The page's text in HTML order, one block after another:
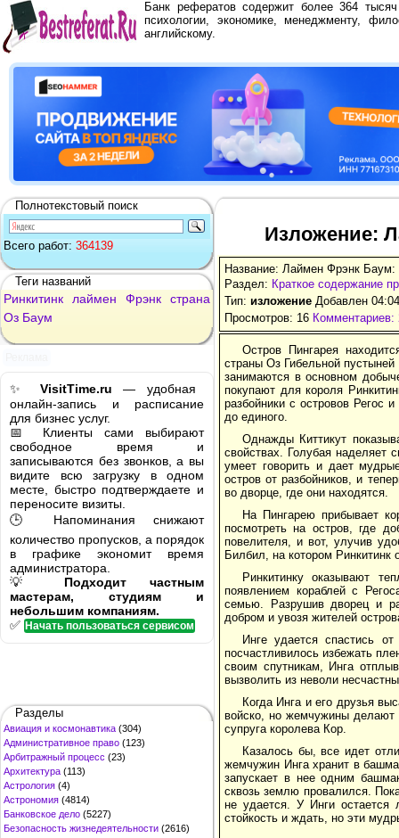
Банк рефератов содержит более 364
психологии, экономике, менеджменту,
английскому.
Полнотекстовый поиск
Всего работ: 364139
Теги названий
Ринкитинк лаймен Фрэнк
страна
Оз Баум
✨ VisitTime.ru — удобная
онлайн-запись и расписание
для бизнес услуг.
📅 Клиенты сами выбирают
свободное время и
записываются без звонков, а вы
видите всю загрузку в одном
месте, быстро подтверждаете и
переносите визиты.
🕒 Напоминания снижают
количество пропусков, а порядок
в графике экономит время
администратора.
💡 Подходит частным
мастерам, студиям и
небольшим компаниям.
✅ Начать пользоваться сервисом
Разделы
Авиация и космонавтика (304)
Административное право (123)
Арбитражный процесс (23)
Архитектура (113)
Астрология (4)
Астрономия (4814)
Банковское дело (5227)
Безопасность жизнедеятельности (2616)
Изложение:
Название: Лаймен Фрэнк Баум:
Раздел: Краткое содержание
Тип: изложение Добавлен
Просмотров: 16 Комментариев:
Остров Пингарея
страны Оз Гибельной
занимаются в основном
покупают для короля
разбойники с островов Регос
до единого.
Однажды Киттикут
свойствах. Голубая наделяет
умеет говорить и дает
остров от разбойников, и
во дворце, где они находятся.
На Пингарею прибывает
посмотреть на остров, где
повелителя, и вот, улучив
Билбил, на котором Ринкитинк
Ринкитинку оказывают
появлением кораблей с
семью. Разрушив дворец и
добром и увозя жителей
Инге удается спастись
посчастливилось избежать
своим спутникам, Инга
вызволить из неволи
Когда Инга и его друзья
войско, но жемчужины делают
супруга королева Кор.
Казалось бы, все идет
жемчужин Инга хранит в
запускает в нее одним
сквозь землю провалился.
не удается. У Инги остается
стойкость и ждать, но эти